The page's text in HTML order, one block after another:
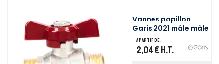
Vannes papillon
Garis 2021 mâle mâle
A partir de :
2,04 € H.T.